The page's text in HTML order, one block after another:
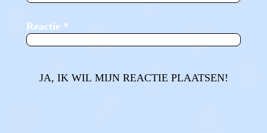
Reactie *
JA, IK WIL MIJN REACTIE PLAATSEN!